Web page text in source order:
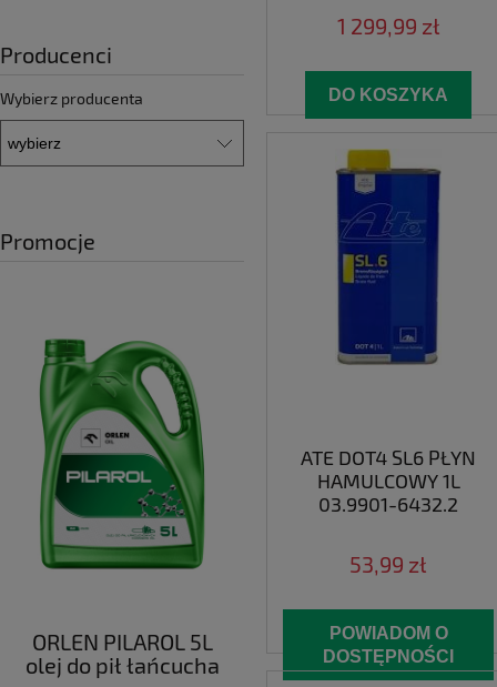
Producenci
Wybierz producenta
Promocje
ORLEN PILAROL 5L
olej do pił łańcucha
1 299,99 zł
DO KOSZYKA
ATE DOT4 SL6 PŁYN
HAMULCOWY 1L
03.9901-6432.2
53,99 zł
POWIADOM O
DOSTĘPNOŚCI